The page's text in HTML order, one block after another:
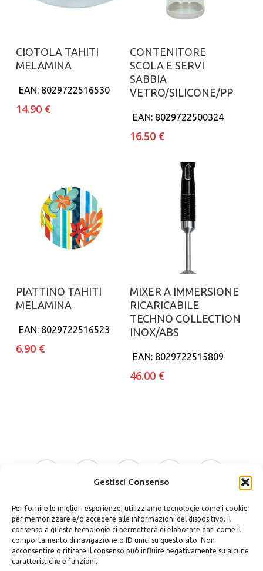
Gestisci Consenso
Per fornire le migliori esperienze, utilizziamo tecnologie come i cookie
per memorizzare e/o accedere alle informazioni del dispositivo. Il
consenso a queste tecnologie ci permetterà di elaborare dati come il
comportamento di navigazione o ID unici su questo sito. Non
acconsentire o ritirare il consenso può influire negativamente su alcune
caratteristiche e funzioni.
Aggiungi al carrello
CIOTOLA TAHITI
MELAMINA
EAN: 8029722516530
14.90 €
Aggiungi al carrello
CONTENITORE
SCOLA E SERVI
SABBIA
VETRO/SILICONE/PP
EAN: 8029722500324
16.50 €
Aggiungi al carrello
PIATTINO TAHITI
MELAMINA
EAN: 8029722516523
6.90 €
Aggiungi al carrello
MIXER A IMMERSIONE
RICARICABILE
TECHNO COLLECTION
INOX/ABS
EAN: 8029722515809
46.00 €
facebook
google-
instagram whatsapp tiktok
phone email